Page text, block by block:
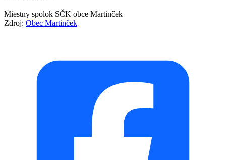
Miestny spolok SČK obce Martinček
Zdroj: Obec Martinček